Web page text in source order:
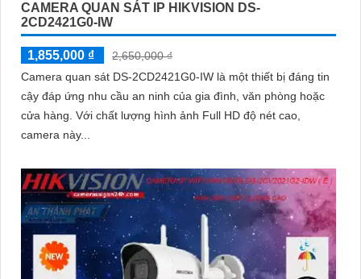
CAMERA QUAN SÁT IP HIKVISION DS-
2CD2421G0-IW
1,855,000 ₫
2,650,000 ₫
Camera quan sát DS-2CD2421G0-IW là một thiết bị đáng tin
cậy đáp ứng nhu cầu an ninh của gia đình, văn phòng hoặc
cửa hàng. Với chất lượng hình ảnh Full HD độ nét cao,
camera này...